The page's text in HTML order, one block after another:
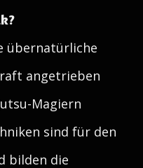
übernatürliche
angetrieben
Magiern
sind für den
bilden die